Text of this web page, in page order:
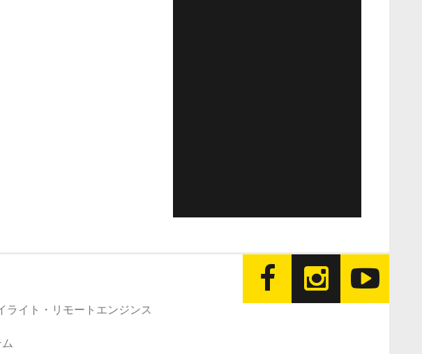
ライト・リモートエンジンス